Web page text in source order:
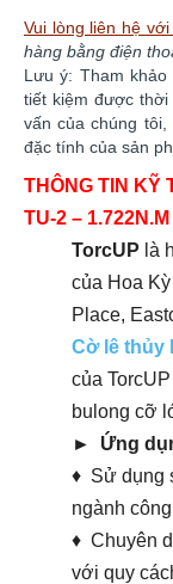
Vui lòng liên hệ
hàng bằng điện
Lưu ý: Tham khảo
tiết kiệm được
vấn của chúng
đặc tính của sản
THÔNG TIN KỸ
TU-2 –
TorcUP là
của Hoa
Place,
Cờ lê thủy
của
bulong cỡ
► Ứng
♦ Sử dụng
ngành
♦ Chuyên
với quy